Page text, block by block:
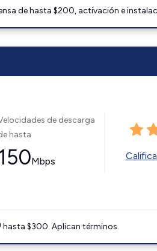
de hasta $200, activación e
de descarga
hasta
Mbps
$300. Aplican términos.